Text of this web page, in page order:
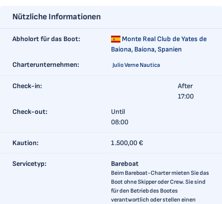
Nützliche Informationen
Abholort für das Boot:
Monte Real Club de Yates de
Baiona, Baiona, Spanien
Charterunternehmen:
Julio Verne Nautica
Check-in:
After
17:00
Check-out:
Until
08:00
Kaution: 1.500,00 €
Servicetyp: Bareboat
Beim Bareboat-Charter mieten Sie das
Boot ohne Skipper oder Crew. Sie sind
für den Betrieb des Bootes
verantwortlich oder stellen einen